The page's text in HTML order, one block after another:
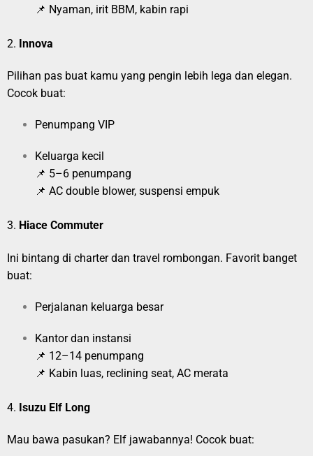
📌 Nyaman, irit BBM, kabin rapi
2. Innova
Pilihan pas buat kamu yang pengin lebih lega dan elegan.
Cocok buat:
Penumpang VIP
Keluarga kecil
📌 5–6 penumpang
📌 AC double blower, suspensi empuk
3. Hiace Commuter
Ini bintang di charter dan travel rombongan. Favorit banget
buat:
Perjalanan keluarga besar
Kantor dan instansi
📌 12–14 penumpang
📌 Kabin luas, reclining seat, AC merata
4. Isuzu Elf Long
Mau bawa pasukan? Elf jawabannya! Cocok buat: